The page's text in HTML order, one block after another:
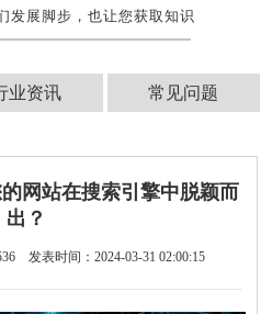
发展脚步，也让您获取知识
业资讯 常见问题
网站在搜索引擎中脱颖而
出？
发表时间：2024-03-31 02:00:15